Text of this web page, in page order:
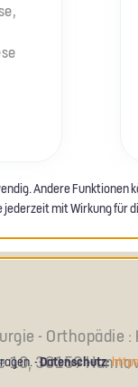
- Orthopädie :
10, 30159
Andere
mit Wirkung für
-Datenschutz: